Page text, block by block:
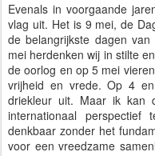
Evenals in voorgaande
vlag uit. Het is 9 mei, de
de belangrijkste dagen
mei herdenken wij in stilte
de oorlog en op 5 mei
vrijheid en vrede. Op 4
driekleur uit. Maar ik kan
internationaal
denkbaar zonder het
voor een vreedzame